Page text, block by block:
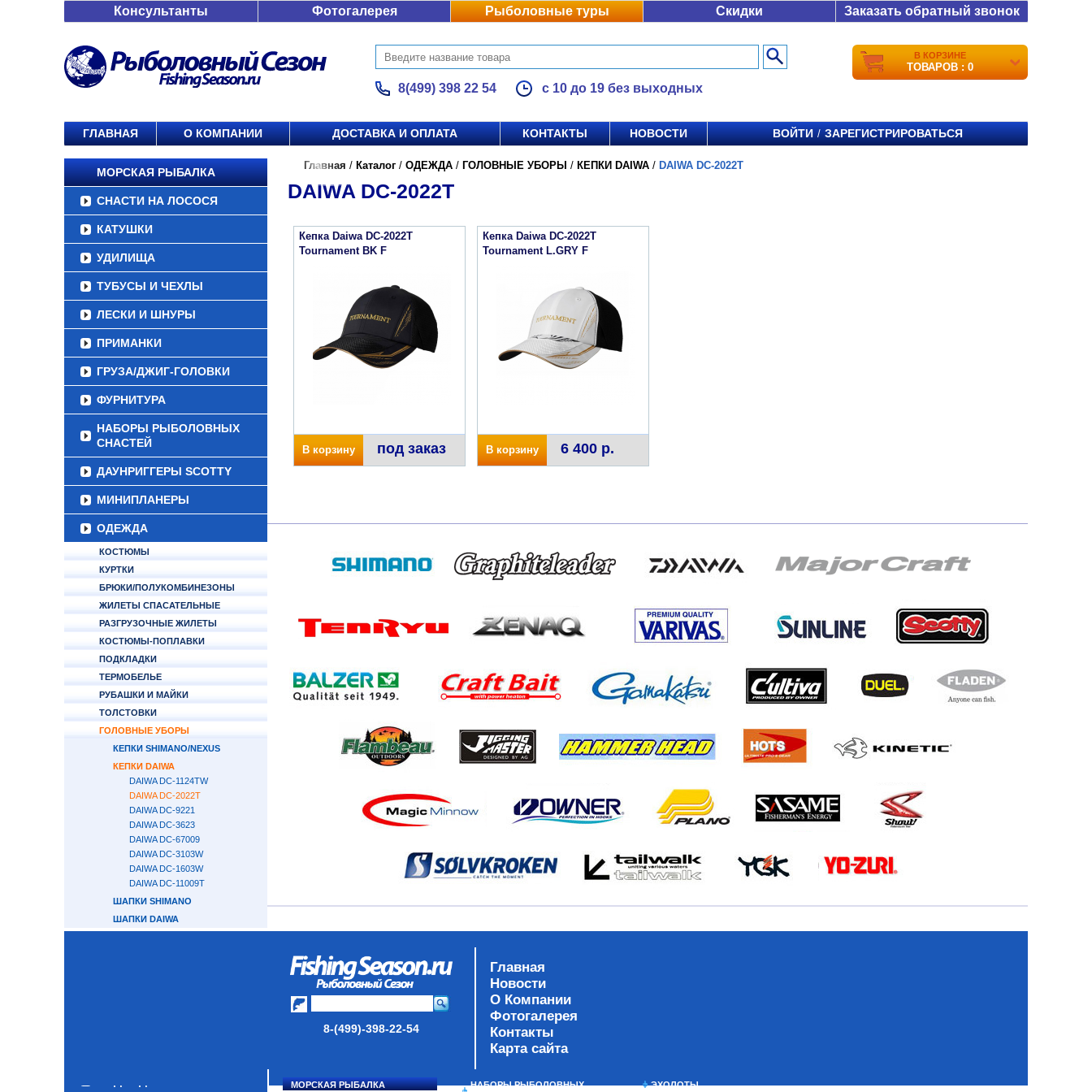
Консультанты Фотогалерея Рыболовные туры Скидки Заказать обратный звонок
8(499) 398 22 54 с 10 до 19 без выходных
В КОРЗИНЕ
ТОВАРОВ : 0
ГЛАВНАЯ О КОМПАНИИ ДОСТАВКА И ОПЛАТА КОНТАКТЫ НОВОСТИ ВОЙТИ / ЗАРЕГИСТРИРОВАТЬСЯ
МОРСКАЯ РЫБАЛКА
СНАСТИ НА ЛОСОСЯ
КАТУШКИ
УДИЛИЩА
ТУБУСЫ И ЧЕХЛЫ
ЛЕСКИ И ШНУРЫ
ПРИМАНКИ
ГРУЗА/ДЖИГ-ГОЛОВКИ
ФУРНИТУРА
НАБОРЫ РЫБОЛОВНЫХ
СНАСТЕЙ
ДАУНРИГГЕРЫ SCOTTY
МИНИПЛАНЕРЫ
ОДЕЖДА
КОСТЮМЫ
КУРТКИ
БРЮКИ/ПОЛУКОМБИНЕЗОНЫ
ЖИЛЕТЫ СПАСАТЕЛЬНЫЕ
РАЗГРУЗОЧНЫЕ ЖИЛЕТЫ
КОСТЮМЫ-ПОПЛАВКИ
ПОДКЛАДКИ
ТЕРМОБЕЛЬЕ
РУБАШКИ И МАЙКИ
ТОЛСТОВКИ
ГОЛОВНЫЕ УБОРЫ
КЕПКИ SHIMANO/NEXUS
КЕПКИ DAIWA
DAIWA DC-1124TW
DAIWA DC-2022T
DAIWA DC-9221
DAIWA DC-3623
DAIWA DC-67009
DAIWA DC-3103W
DAIWA DC-1603W
DAIWA DC-11009T
ШАПКИ SHIMANO
ШАПКИ DAIWA
Главная / Каталог / ОДЕЖДА / ГОЛОВНЫЕ УБОРЫ / КЕПКИ DAIWA / DAIWA DC-2022T
DAIWA DC-2022T
Кепка Daiwa DC-2022T
Tournament BK F
В корзину под заказ
Кепка Daiwa DC-2022T
Tournament L.GRY F
В корзину 6 400 р.
8-(499)-398-22-54
Главная
Новости
О Компании
Фотогалерея
Контакты
Карта сайта
МОРСКАЯ РЫБАЛКА НАБОРЫ РЫБОЛОВНЫХ ЭХОЛОТЫ